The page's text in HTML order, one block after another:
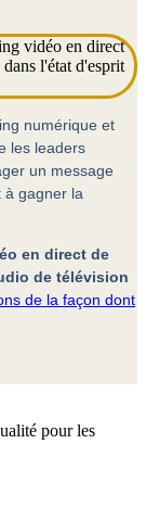
numérique et
les leaders
un message
à gagner la
en direct de
de télévision
de la façon dont
pour les